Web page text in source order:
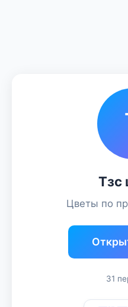
Тзс
Цветы по
31